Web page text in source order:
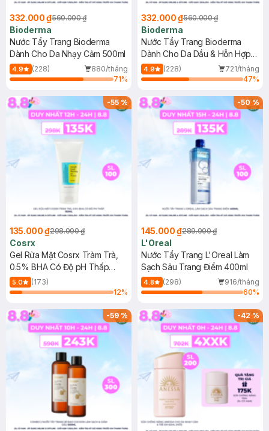
332.000 ₫560.000 ₫
Bioderma
Nước Tẩy Trang Bioderma
Dành Cho Da Nhạy Cảm 500ml
4.9 (228)
880/tháng
71%
332.000 ₫560.000 ₫
Bioderma
Nước Tẩy Trang Bioderma
Dành Cho Da Dầu & Hỗn Hợp
500ml
4.9 (228)
721/tháng
47%
-55%
135.000 ₫298.000 ₫
Cosrx
Gel Rửa Mặt Cosrx Tràm Trà,
0.5% BHA Có Độ pH Thấp
150ml
5.0
(173)
12%
-50%
145.000 ₫289.000 ₫
L'Oreal
Nước Tẩy Trang L'Oreal Làm
Sạch Sâu Trang Điểm 400ml
4.8 (298)
916/tháng
60%
-59% -42%